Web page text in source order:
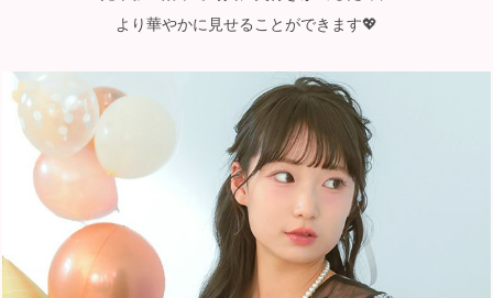
より華やかに見せることができます💖